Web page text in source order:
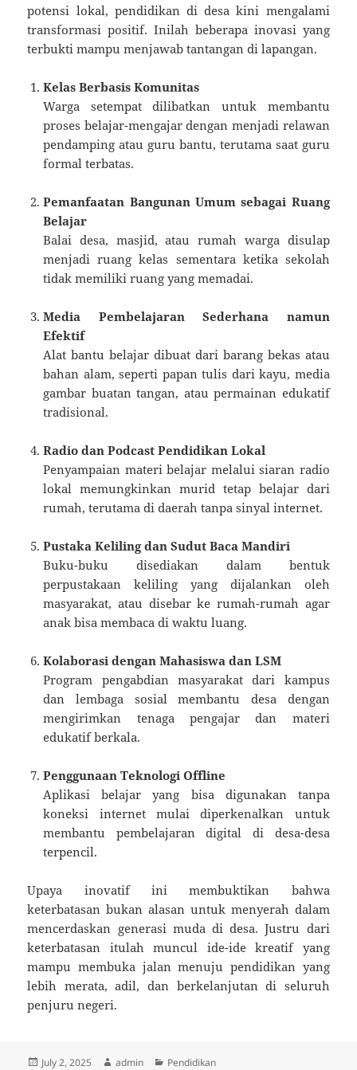
potensi lokal, pendidikan di desa kini mengalami
transformasi positif. Inilah beberapa inovasi yang
terbukti mampu menjawab tantangan di lapangan.
Kelas Berbasis Komunitas
Warga setempat dilibatkan untuk membantu
proses belajar-mengajar dengan menjadi relawan
pendamping atau guru bantu, terutama saat guru
formal terbatas.
Pemanfaatan Bangunan Umum sebagai Ruang
Belajar
Balai desa, masjid, atau rumah warga disulap
menjadi ruang kelas sementara ketika sekolah
tidak memiliki ruang yang memadai.
Media Pembelajaran Sederhana namun
Efektif
Alat bantu belajar dibuat dari barang bekas atau
bahan alam, seperti papan tulis dari kayu, media
gambar buatan tangan, atau permainan edukatif
tradisional.
Radio dan Podcast Pendidikan Lokal
Penyampaian materi belajar melalui siaran radio
lokal memungkinkan murid tetap belajar dari
rumah, terutama di daerah tanpa sinyal internet.
Pustaka Keliling dan Sudut Baca Mandiri
Buku-buku disediakan dalam bentuk
perpustakaan keliling yang dijalankan oleh
masyarakat, atau disebar ke rumah-rumah agar
anak bisa membaca di waktu luang.
Kolaborasi dengan Mahasiswa dan LSM
Program pengabdian masyarakat dari kampus
dan lembaga sosial membantu desa dengan
mengirimkan tenaga pengajar dan materi
edukatif berkala.
Penggunaan Teknologi Offline
Aplikasi belajar yang bisa digunakan tanpa
koneksi internet mulai diperkenalkan untuk
membantu pembelajaran digital di desa-desa
terpencil.
Upaya inovatif ini membuktikan bahwa
keterbatasan bukan alasan untuk menyerah dalam
mencerdaskan generasi muda di desa. Justru dari
keterbatasan itulah muncul ide-ide kreatif yang
mampu membuka jalan menuju pendidikan yang
lebih merata, adil, dan berkelanjutan di seluruh
penjuru negeri.
Posted
July 2, 2025 Author
admin Categories
Pendidikan